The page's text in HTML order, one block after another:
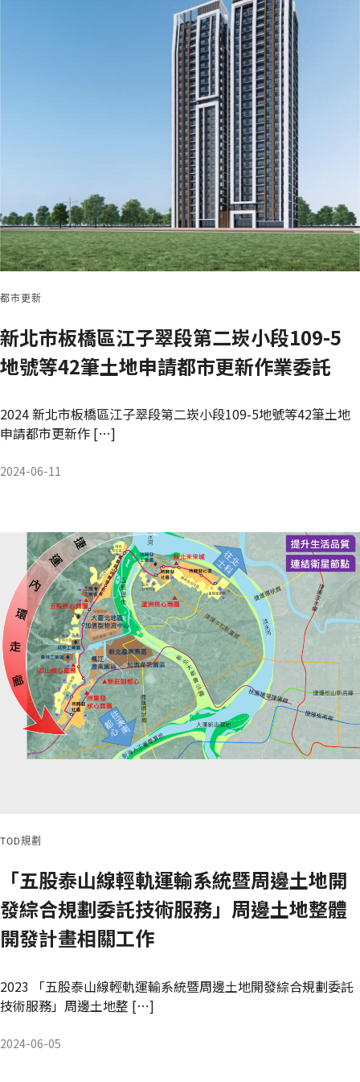
都市更新
新北市板橋區江子翠段第二崁小段109-5
地號等42筆土地申請都市更新作業委託
2024 新北市板橋區江子翠段第二崁小段109-5地號等42筆土地
申請都市更新作 […]
2024-06-11
TOD規劃
「五股泰山線輕軌運輸系統暨周邊土地開
發綜合規劃委託技術服務」周邊土地整體
開發計畫相關工作
2023 「五股泰山線輕軌運輸系統暨周邊土地開發綜合規劃委託
技術服務」周邊土地整 […]
2024-06-05